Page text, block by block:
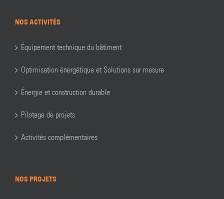
NOS ACTIVITÉS
Équipement technique du bâtiment
Optimisation énergétique et Solutions sur mesure
Énergie et construction durable
Pilotage de projets
Activités complémentaires
NOS PROJETS